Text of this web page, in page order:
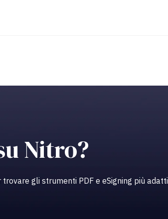
Nitro?
gli strumenti PDF e eSigning più adatti